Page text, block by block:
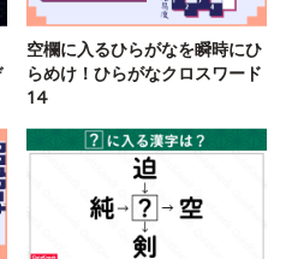
空欄に入るひらがなを瞬時にひ
らめけ！ひらがなクロスワード
14